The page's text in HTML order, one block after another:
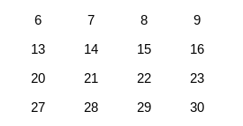
6
7 8 9
13
14 15 16
20
21 22 23
27
28 29 30